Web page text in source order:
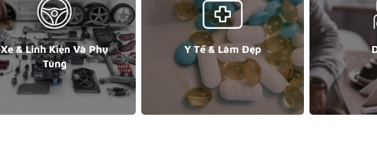
Xe & Linh Kiện Và Phụ
Tùng
Y Tế & Làm Đẹp